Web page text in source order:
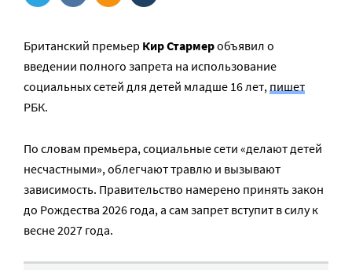
Британский премьер Кир Стармеробъявил о
введении полного запрета на использование
социальных сетей для детей младше 16 лет,пишет
РБК.
По словам премьера, социальные сети «делают детей
несчастными», облегчают травлю и вызывают
зависимость. Правительство намерено принять закон
до Рождества 2026 года, а сам запрет вступит в силу к
весне 2027 года.